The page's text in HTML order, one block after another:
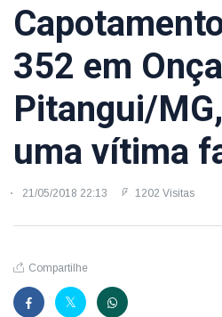
352 em
Pitangui/
uma vítima
21/05/2018 22:13 1202 Visitas
Compartilhe